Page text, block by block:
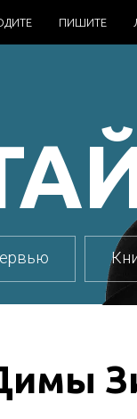
ПИШИТЕ